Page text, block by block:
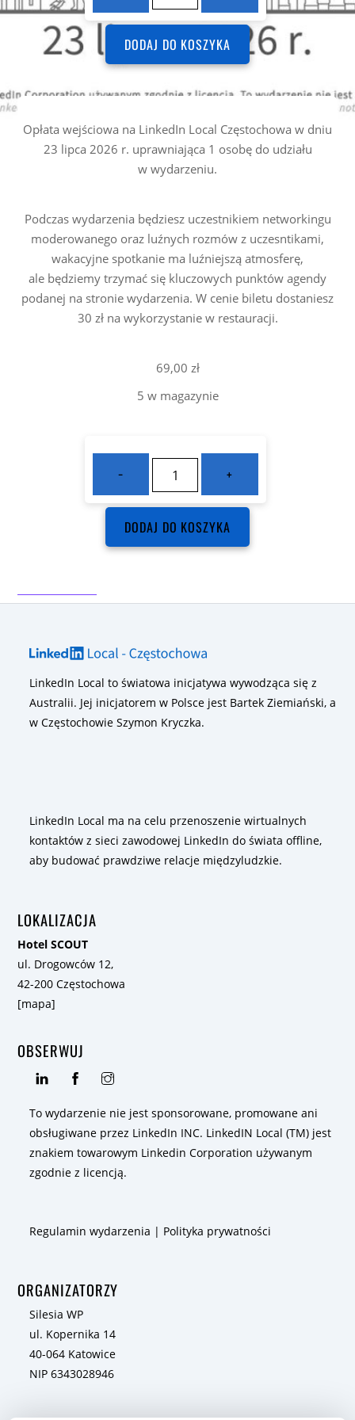
wejściowa
dla
1
osoby
na
Local
Częstochowa
#WakacyjneSpotkanie
DODAJ DO KOSZYKA
Opłata wejściowa na LinkedIn Local Częstochowa w dniu
23 lipca 2026 r. uprawniająca 1 osobę do udziału
w wydarzeniu.
Podczas wydarzenia będziesz uczestnikiem networkingu
moderowanego oraz luźnych rozmów z uczesntikami,
wakacyjne spotkanie ma luźniejszą atmosferę,
ale będziemy trzymać się kluczowych punktów agendy
podanej na stronie wydarzenia. W cenie biletu dostaniesz
30 zł na wykorzystanie w restauracji.
69,00 zł
5 w magazynie
−
Opłata
wejściowa
dla
1
osoby
#WakacyjneSpotkanie
+
DODAJ DO KOSZYKA
LinkedIn Local to światowa inicjatywa wywodząca się z
Australii. Jej inicjatorem w Polsce jest Bartek Ziemiański, a
w Częstochowie Szymon Kryczka.
LinkedIn Local ma na celu przenoszenie wirtualnych
kontaktów z sieci zawodowej LinkedIn do świata offline,
aby budować prawdziwe relacje międzyludzkie.
LOKALIZACJA
Hotel SCOUT
ul. Drogowców 12,
42-200 Częstochowa
[mapa]
OBSERWUJ
To wydarzenie nie jest sponsorowane, promowane ani
obsługiwane przez LinkedIn INC. LinkedIN Local (TM) jest
znakiem towarowym Linkedin Corporation używanym
zgodnie z licencją.
Regulamin wydarzenia | Polityka prywatności
ORGANIZATORZY
Silesia WP
ul. Kopernika 14
40-064 Katowice
NIP 6343028946